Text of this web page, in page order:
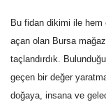
Bu fidan dikimi ile hem
açan olan Bursa
taçlandırdık.
geçen bir değer
doğaya, insana ve